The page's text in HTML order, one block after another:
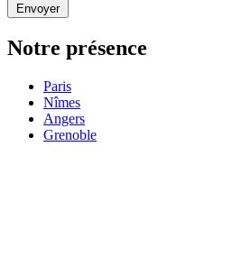
Envoyer
Notre présence
Paris
Nîmes
Angers
Grenoble